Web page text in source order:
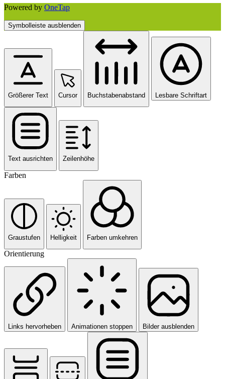
Powered by OneTap
Symbolleiste ausblenden
Größerer Text Cursor Buchstabenabstand Lesbare Schriftart
Text ausrichten Zeilenhöhe
Farben
Graustufen Helligkeit Farben umkehren
Orientierung
Links hervorheben Animationen stoppen Bilder ausblenden